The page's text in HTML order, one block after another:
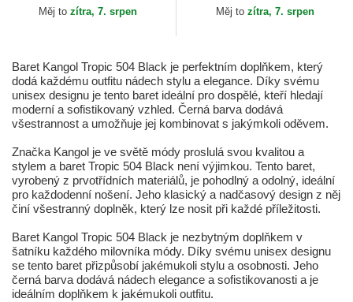
Měj to zítra, 7. srpen Měj to zítra, 7. srpen
Baret Kangol Tropic 504 Black je perfektním doplňkem, který
dodá každému outfitu nádech stylu a elegance. Díky svému
unisex designu je tento baret ideální pro dospělé, kteří hledají
moderní a sofistikovaný vzhled. Černá barva dodává
všestrannost a umožňuje jej kombinovat s jakýmkoli oděvem.
Značka Kangol je ve světě módy proslulá svou kvalitou a
stylem a baret Tropic 504 Black není výjimkou. Tento baret,
vyrobený z prvotřídních materiálů, je pohodlný a odolný, ideální
pro každodenní nošení. Jeho klasický a nadčasový design z něj
činí všestranný doplněk, který lze nosit při každé příležitosti.
Baret Kangol Tropic 504 Black je nezbytným doplňkem v
šatníku každého milovníka módy. Díky svému unisex designu
se tento baret přizpůsobí jakémukoli stylu a osobnosti. Jeho
černá barva dodává nádech elegance a sofistikovanosti a je
ideálním doplňkem k jakémukoli outfitu.